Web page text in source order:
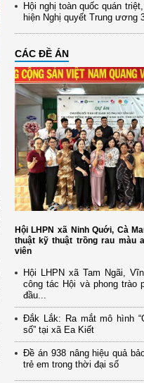
Hội nghị toàn quốc quán
hiện Nghị quyết Trung ương
CÁC ĐỀ ÁN
Hội LHPN xã Ninh Quới, Cà
thuật kỹ thuật trồng rau màu
viên
Hội LHPN xã Tam Ngãi,
công tác Hội và phong trào
đầu...
Đắk Lắk: Ra mắt mô hình
số” tại xã Ea Kiết
Đề án 938 nâng hiệu quả
trẻ em trong thời đại số